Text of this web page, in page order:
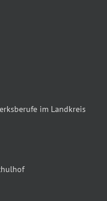
im Landkreis